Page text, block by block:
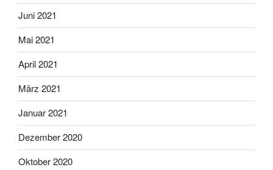
Juni 2021
Mai 2021
April 2021
März 2021
Januar 2021
Dezember 2020
Oktober 2020